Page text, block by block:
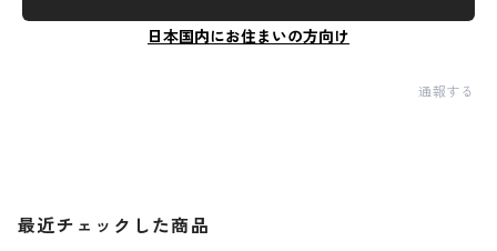
日本国内にお住まいの方向け
通報する
最近チェックした商品